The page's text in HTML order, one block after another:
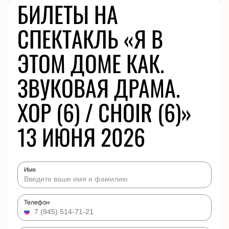
БИЛЕТЫ НА
СПЕКТАКЛЬ «Я В
ЭТОМ ДОМЕ КАК.
ЗВУКОВАЯ ДРАМА.
ХОР (6) / CHOIR (6)»
13 ИЮНЯ 2026
Имя
Телефон